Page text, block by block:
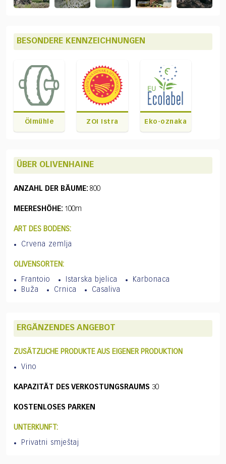
BESONDERE KENNZEICHNUNGEN
Ölmühle ZOI Istra Eko-oznaka
ÜBER OLIVENHAINE
ANZAHL DER BÄUME: 800
MEERESHÖHE: 100m
ART DES BODENS:
Crvena zemlja
OLIVENSORTEN:
Frantoio Istarska bjelica
Karbonaca
Buža
Crnica Casaliva
ERGÄNZENDES ANGEBOT
ZUSÄTZLICHE PRODUKTE AUS EIGENER PRODUKTION
Vino
KAPAZITÄT DES VERKOSTUNGSRAUMS 30
KOSTENLOSES PARKEN
UNTERKUNFT:
Privatni smještaj